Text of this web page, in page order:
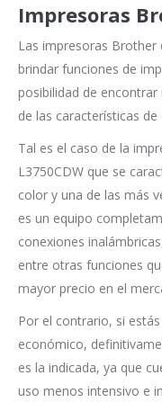
Impresoras
Las impresoras Brother
brindar funciones de
posibilidad de
de las características de
Tal es el caso de la
L3750CDW que se
color y una de las más
es un equipo
conexiones
entre otras funciones
mayor precio en el
Por el contrario, si
económico,
es la indicada, ya que
uso menos intensivo e